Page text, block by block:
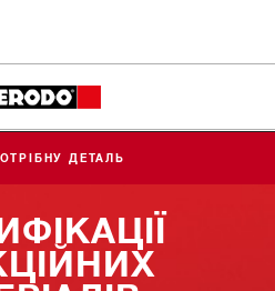
ДЕТАЛЬ